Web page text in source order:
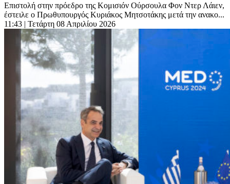
Επιστολή στην πρόεδρο της Κομισιόν Ούρσουλα Φον Ντερ Λάιεν,
έστειλε ο Πρωθυπουργός Κυριάκος Μητσοτάκης μετά την ανακο...
11:43 | Τετάρτη 08 Απριλίου 2026